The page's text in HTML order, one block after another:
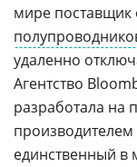
мире поставщик
удаленно
Агентство
разработала на
единственный в